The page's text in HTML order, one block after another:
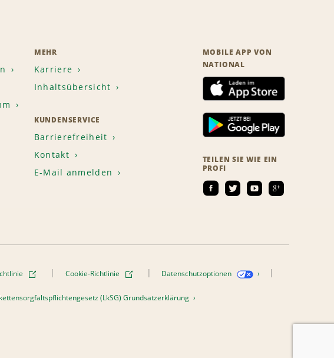
MEHR
Karriere
Inhaltsübersicht
KUNDENSERVICE
Barrierefreiheit
Kontakt
E-Mail anmelden
MOBILE APP VON
NATIONAL
TEILEN SIE WIE EIN
PROFI
Cookie-Richtlinie Datenschutzoptionen
(LkSG) Grundsatzerklärung